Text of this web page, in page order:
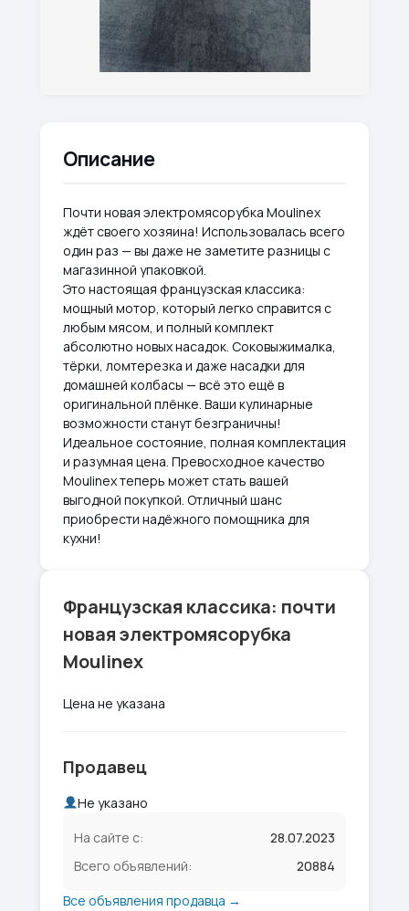
Описание
Почти новая электромясорубка Moulinex
ждёт своего хозяина! Использовалась всего
один раз — вы даже не заметите разницы с
магазинной упаковкой.
Это настоящая французская классика:
мощный мотор, который легко справится с
любым мясом, и полный комплект
абсолютно новых насадок. Соковыжималка,
тёрки, ломтерезка и даже насадки для
домашней колбасы — всё это ещё в
оригинальной плёнке. Ваши кулинарные
возможности станут безграничны!
Идеальное состояние, полная комплектация
и разумная цена. Превосходное качество
Moulinex теперь может стать вашей
выгодной покупкой. Отличный шанс
приобрести надёжного помощника для
кухни!
Французская классика: почти
новая электромясорубка
Moulinex
Цена не указана
Продавец
Не указано
На сайте с:
28.07.2023
Всего объявлений:
20884
Все объявления продавца →